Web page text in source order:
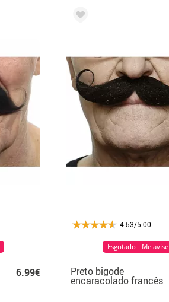
6.99€
4.53/5.00
Preto bigode
encaracolado francês
Esgotado - Me avise